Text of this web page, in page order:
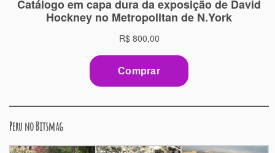
Peru no Bitsmag